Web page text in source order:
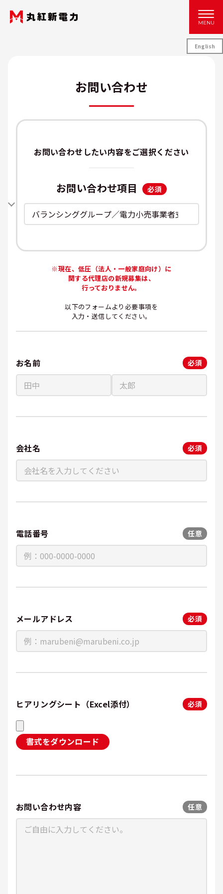
MENU
English
お問い合わせ
お問い合わせしたい内容をご選択ください
お問い合わせ項目 必須
※現在、低圧（法人・一般家庭向け）に
関する代理店の新規募集は、
行っておりません。
以下のフォームより必要事項を
入力・送信してください。
お名前 必須
会社名 必須
電話番号 任意
メールアドレス 必須
ヒアリングシート（Excel添付） 必須
書式をダウンロード
お問い合わせ内容 任意